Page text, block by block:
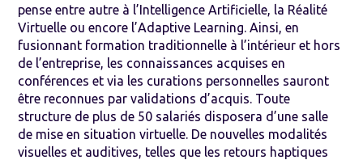
pense entre autre à l’Intelligence Artificielle, la Réalité
Virtuelle ou encore l’Adaptive Learning. Ainsi, en
fusionnant formation traditionnelle à l’intérieur et hors
de l’entreprise, les connaissances acquises en
conférences et via les curations personnelles sauront
être reconnues par validations d’acquis. Toute
structure de plus de 50 salariés disposera d’une salle
de mise en situation virtuelle. De nouvelles modalités
visuelles et auditives, telles que les retours haptiques